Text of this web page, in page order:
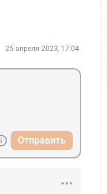
25 апреля 2023, 17:04
Отправить